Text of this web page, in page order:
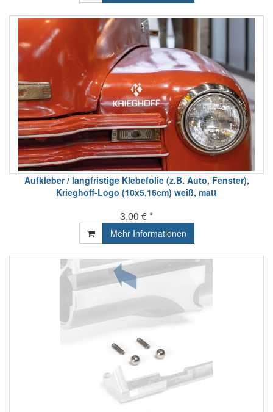
Aufkleber / langfristige Klebefolie (z.B. Auto, Fenster),
Krieghoff-Logo (10x5,16cm) weiß, matt
3,00 € *
Mehr Informationen